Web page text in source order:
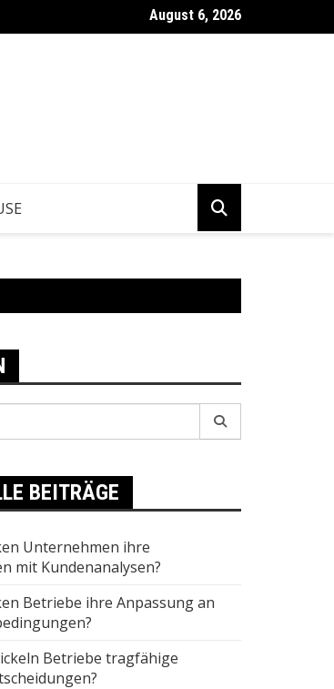
tragfähige Geschäftsentscheidungen?
August 6, 2026
BEITRÄGE
Unternehmen ihre
mit Kundenanalysen?
Betriebe ihre Anpassung an
Betriebe tragfähige